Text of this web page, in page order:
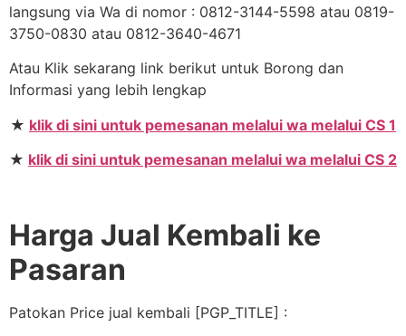
langsung via Wa di nomor : 0812-3144-5598 atau 0819-
3750-0830 atau 0812-3640-4671
Atau Klik sekarang link berikut untuk Borong dan
Informasi yang lebih lengkap
★ klik di sini untuk pemesanan melalui wa melalui CS 1
★ klik di sini untuk pemesanan melalui wa melalui CS 2
Harga Jual Kembali ke
Pasaran
Patokan Price jual kembali [PGP_TITLE] :